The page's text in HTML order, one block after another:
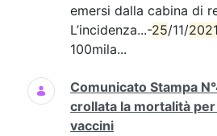
emersi dalla cabina di
L’incidenza...-25/11/2021
100mila...
Comunicato Stampa
crollata la mortalità
vaccini